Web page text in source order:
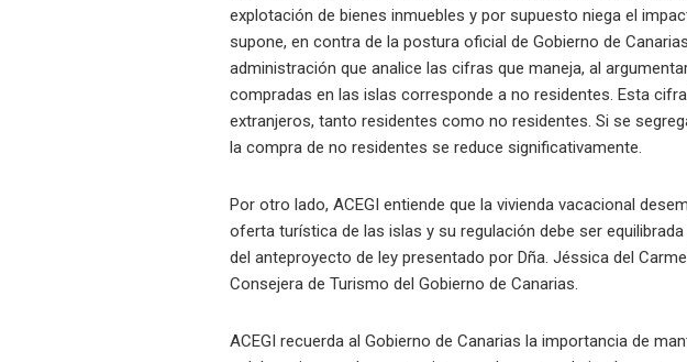
explotación de bienes inmuebles y por supuesto niega el
supone, en contra de la postura oficial de Gobierno de
administración que analice las cifras que maneja, al
compradas en las islas corresponde a no residentes. Esta
extranjeros, tanto residentes como no residentes. Si se
la compra de no residentes se reduce significativamente.
Por otro lado, ACEGI entiende que la vivienda vacacional
oferta turística de las islas y su regulación debe ser
del anteproyecto de ley presentado por Dña. Jéssica del
Consejera de Turismo del Gobierno de Canarias.
ACEGI recuerda al Gobierno de Canarias la importancia de